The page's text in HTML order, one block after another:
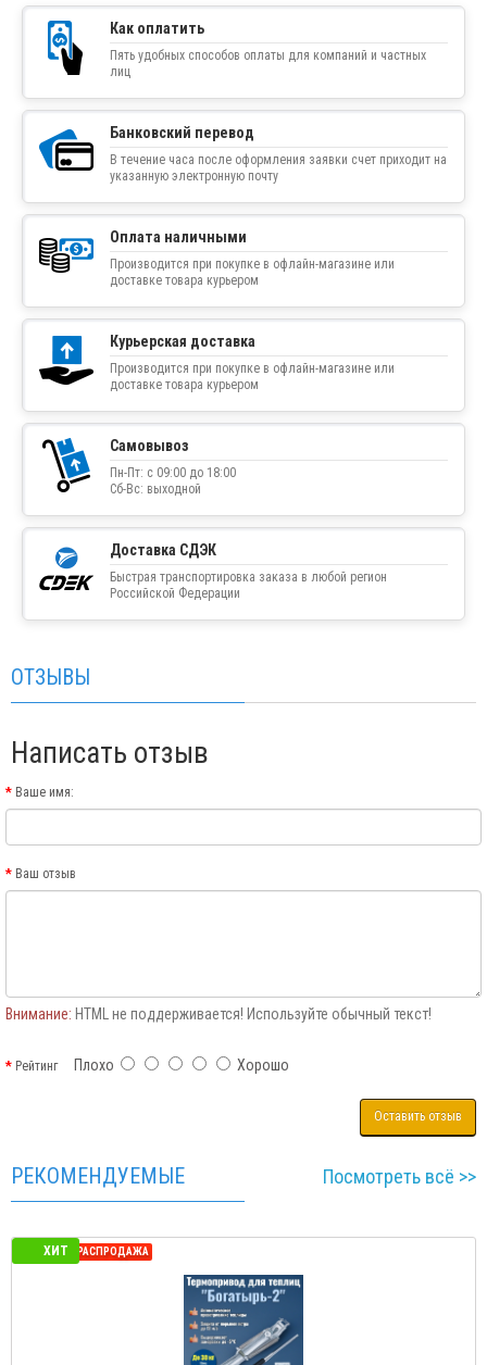
Как оплатить
Пять удобных способов оплаты для компаний и частных
лиц
Банковский перевод
В течение часа после оформления заявки счет приходит на
указанную электронную почту
Оплата наличными
Производится при покупке в офлайн-магазине или
доставке товара курьером
Курьерская доставка
Производится при покупке в офлайн-магазине или
доставке товара курьером
Самовывоз
Пн-Пт: с 09:00 до 18:00
Сб-Вс: выходной
Доставка СДЭК
Быстрая транспортировка заказа в любой регион
Российской Федерации
ОТЗЫВЫ
Написать отзыв
Ваше имя:
Ваш отзыв
Внимание: HTML не поддерживается! Используйте обычный текст!
РейтингПлохо Хорошо
Оставить отзыв
РЕКОМЕНДУЕМЫЕ Посмотреть всё >>
ХИТ
СЕЗОННАЯ РАСПРОДАЖА